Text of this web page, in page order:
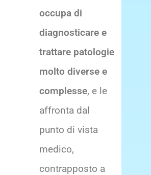
occupa di
diagnosticare e
trattare patologie
molto diverse e
complesse, e le
affronta dal
punto di vista
medico,
contrapposto a